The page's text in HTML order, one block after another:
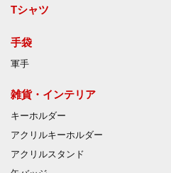
Tシャツ
手袋
軍手
雑貨・インテリア
キーホルダー
アクリルキーホルダー
アクリルスタンド